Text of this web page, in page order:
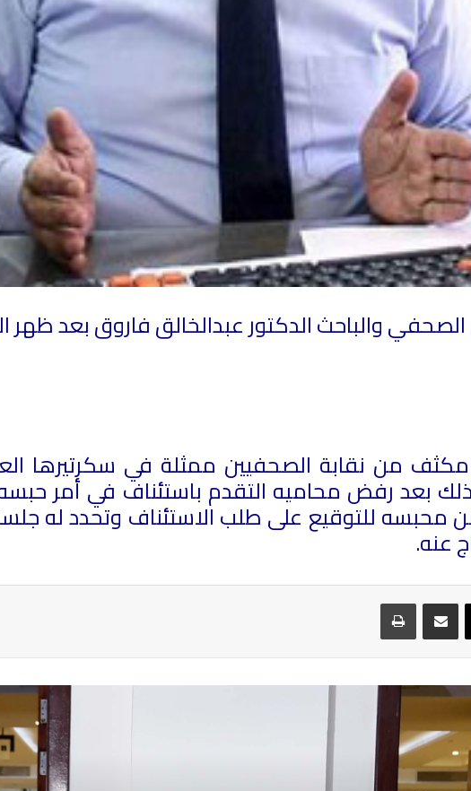
والباحث الدكتور عبدالخالق فاروق بعد ظهر اليوم
من نقابة الصحفيين ممثلة في سكرتيرها
بعد رفض محاميه التقدم باستئناف في أمر
محبسه للتوقيع على طلب الاستئناف وتحدد له
عنه.
مشاركة عبر البريد طباعة